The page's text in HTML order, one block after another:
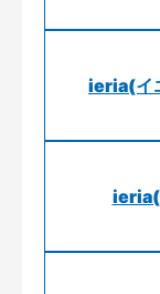
ieria(イ
ieria(